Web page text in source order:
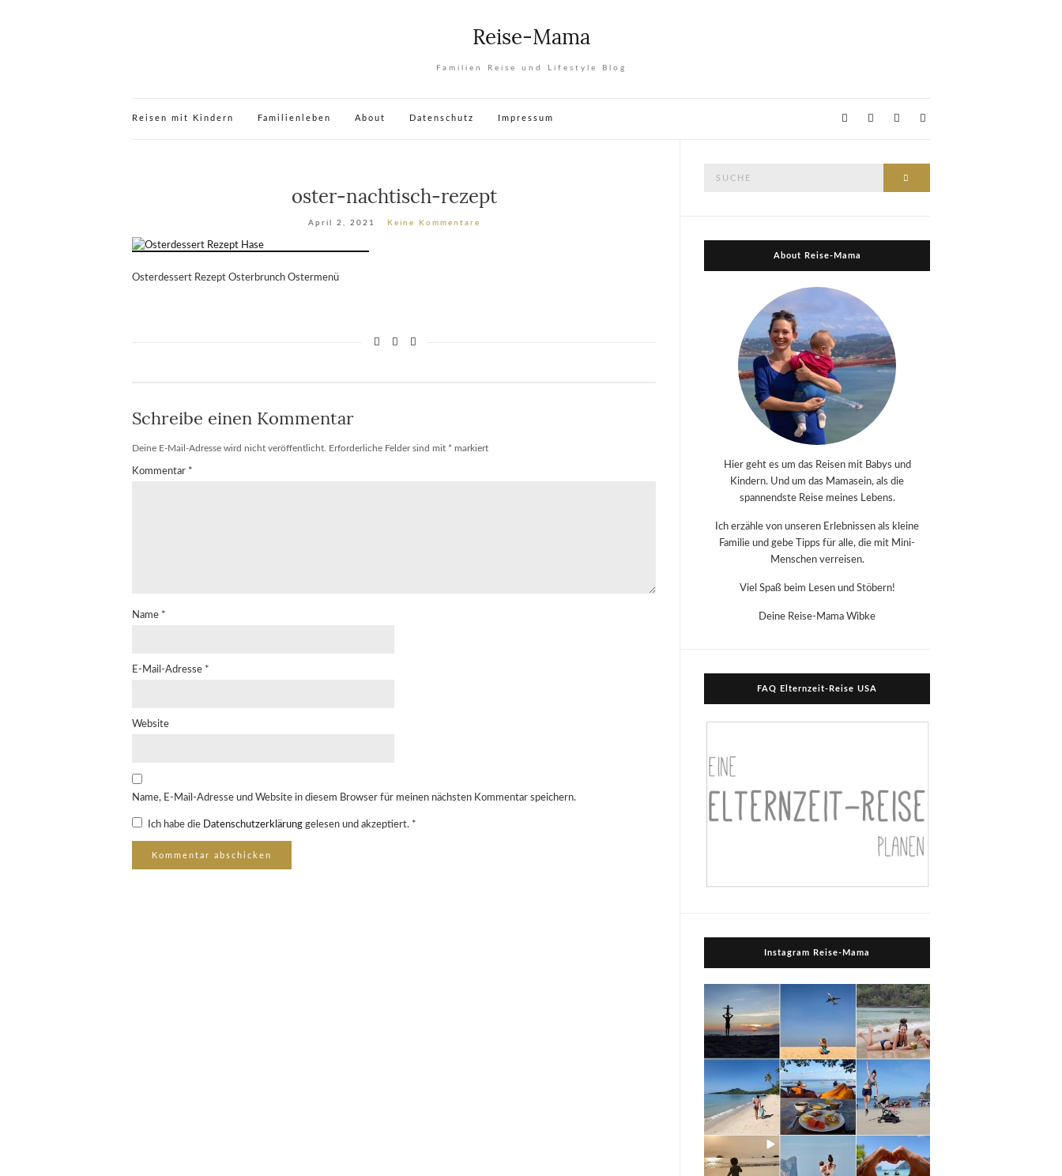
Reise-Mama
Familien Reise und Lifestyle Blog
Reisen mit Kindern Familienleben About Datenschutz Impressum
oster-nachtisch-rezept
April 2, 2021 Keine Kommentare
Osterdessert Rezept Osterbrunch Ostermenü
Schreibe einen Kommentar
Deine E-Mail-Adresse wird nicht veröffentlicht. Erforderliche Felder sind mit * markiert
Kommentar *
Name *
E-Mail-Adresse *
Website
Name, E-Mail-Adresse und Website in diesem Browser für meinen nächsten Kommentar speichern.
Ich habe die Datenschutzerklärung gelesen und akzeptiert. *
About Reise-Mama
Hier geht es um das Reisen mit Babys und
Kindern. Und um das Mamasein, als die
spannendste Reise meines Lebens.
Ich erzähle von unseren Erlebnissen als kleine
Familie und gebe Tipps für alle, die mit Mini-
Menschen verreisen.
Viel Spaß beim Lesen und Stöbern!
Deine Reise-Mama Wibke
FAQ Elternzeit-Reise USA
Instagram Reise-Mama